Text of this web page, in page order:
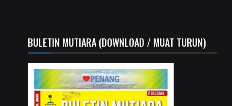
BULETIN MUTIARA (DOWNLOAD / MUAT TURUN)